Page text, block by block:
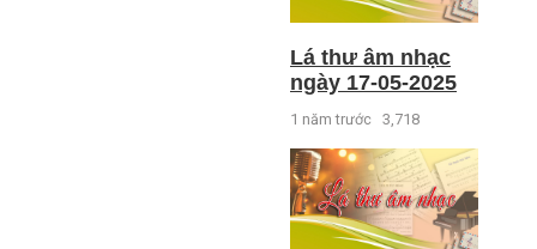
Lá thư âm nhạc
ngày 17-05-2025
1 năm trước 3,718